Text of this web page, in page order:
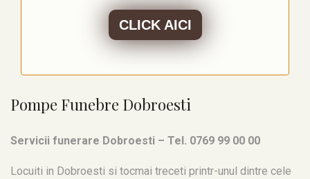
CLICK AICI
Pompe Funebre Dobroesti
Servicii funerare Dobroesti – Tel. 0769 99 00 00
Locuiti in Dobroesti si tocmai treceti printr-unul dintre cele